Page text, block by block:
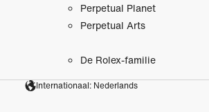
Perpetual Planet
Perpetual Arts
De Rolex-familie
Internationaal: Nederlands